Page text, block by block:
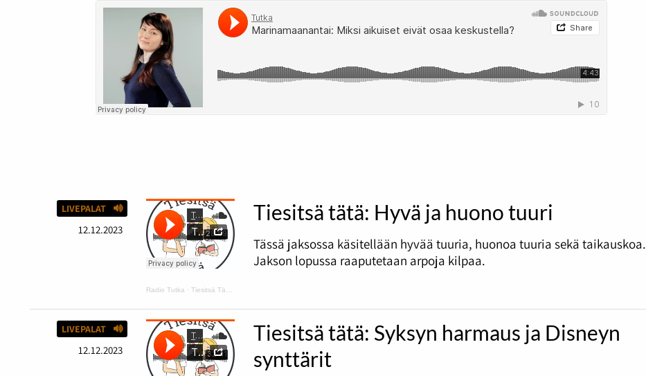
LIVEPALAT
12.12.2023
Radio Tutka ·Tiesitsä Tätä: hyvä ja huono tuuri
Tiesitsä tätä: Hyvä ja huono tuuri
Tässä jaksossa käsitellään hyvää tuuria, huonoa tuuria sekä taikauskoa.
Jakson lopussa raaputetaan arpoja kilpaa.
LIVEPALAT
12.12.2023
Tiesitsä tätä: Syksyn harmaus ja Disneyn
synttärit